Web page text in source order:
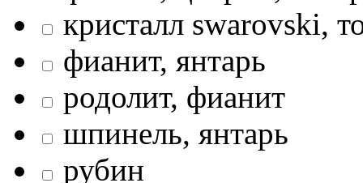
кристалл swarovski,
фианит, янтарь
родолит, фианит
шпинель, янтарь
рубин